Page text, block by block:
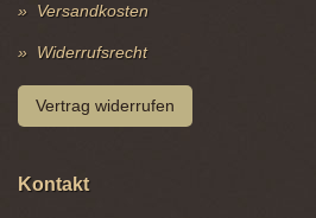
Versandkosten
Widerrufsrecht
Vertrag widerrufen
Kontakt